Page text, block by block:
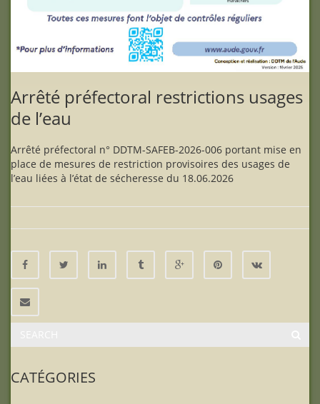
Arrêté préfectoral restrictions usages
de l’eau
Arrêté préfectoral n° DDTM-SAFEB-2026-006 portant mise en
place de mesures de restriction provisoires des usages de
l’eau liées à l’état de sécheresse du 18.06.2026
CATÉGORIES